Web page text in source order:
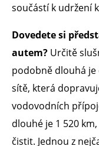
součástí k udržení
Dovedete si
autem? Určitě
podobně dlouhá je
sítě, která
vodovodních
dlouhé je 1 520
čistit. Jednou z